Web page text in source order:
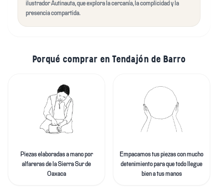
ilustrador Autinauta, que explora la cercanía, la complicidad y la
presencia compartida.
Porqué comprar en Tendajón de Barro
Piezas elaboradas a mano por
alfareras de la Sierra Sur de
Oaxaca
Empacamos tus piezas con mucho
detenimiento para que todo llegue
bien a tus manos